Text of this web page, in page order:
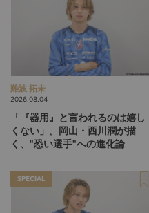
難波 拓未
2026.08.04
「『器用』と言われるのは嬉し
くない」。岡山・西川潤が描
く、"恐い選手"への進化論
SPECIAL